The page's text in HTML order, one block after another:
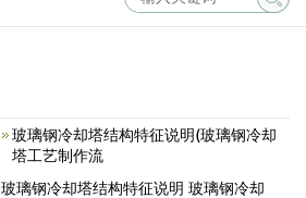
玻璃钢冷却塔结构特征说明(玻璃钢冷却
塔工艺制作流
玻璃钢冷却塔结构特征说明 玻璃钢冷却